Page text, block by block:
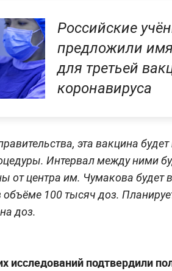
Российские
предложили
для третьей
коронавируса
эта вакцина будет
Интервал между ними
от центра им. Чумакова будет
100 тысяч доз.
доз.
исследований подтвердили